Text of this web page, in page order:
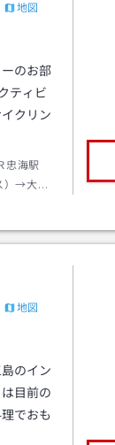
地図
のお部
ティビ
クリン
忠海駅
）→大三
地図
のイン
目前の
でおも